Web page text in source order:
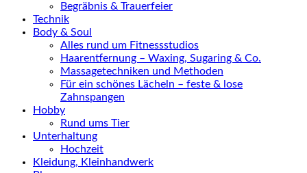
Begräbnis & Trauerfeier
Technik
Body & Soul
Alles rund um Fitnessstudios
Haarentfernung – Waxing, Sugaring & Co.
Massagetechniken und Methoden
Für ein schönes Lächeln – feste & lose
Zahnspangen
Hobby
Rund ums Tier
Unterhaltung
Hochzeit
Kleidung, Kleinhandwerk